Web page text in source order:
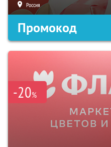
Россия
Промокод
-20%